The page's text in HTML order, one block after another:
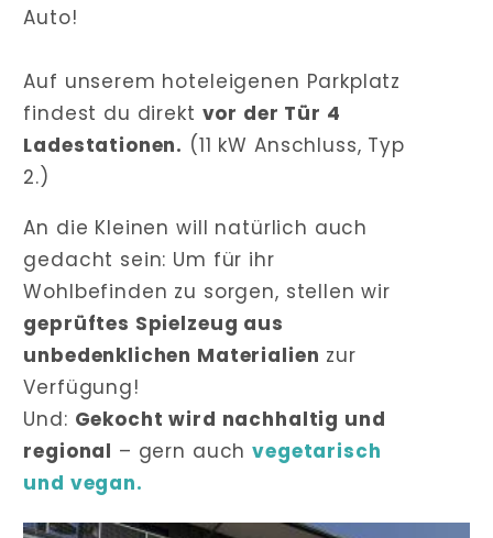
Auto!
Auf unserem hoteleigenen Parkplatz
findest du direkt vor der Tür 4
Ladestationen. (11 kW Anschluss, Typ
2.)
An die Kleinen will natürlich auch
gedacht sein: Um für ihr
Wohlbefinden zu sorgen, stellen wir
geprüftes Spielzeug aus
unbedenklichen Materialien zur
Verfügung!
Und: Gekocht wird nachhaltig und
regional – gern auchvegetarisch
und vegan.